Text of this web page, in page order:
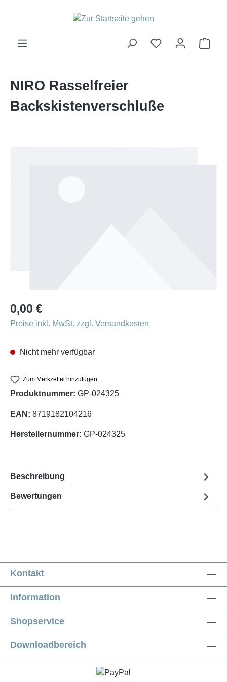
Zum Hauptinhalt springen
NIRO Rasselfreier
Backskistenverschluße
Regulärer Preis:
0,00 €
Preise inkl. MwSt. zzgl. Versandkosten
Nicht mehr verfügbar
Zum Merkzettel hinzufügen
Produktnummer: GP-024325
EAN: 8719182104216
Herstellernummer: GP-024325
Beschreibung
Bewertungen
Kontakt
Information
Shopservice
Downloadbereich